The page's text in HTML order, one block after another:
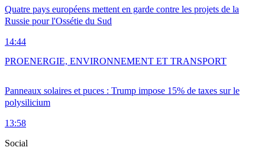
Quatre pays européens mettent en garde contre les projets de la
Russie pour l'Ossétie du Sud
14:44
Panneaux solaires et puces : Trump impose 15% de taxes sur le
polysilicium
13:58
PROENERGIE, ENVIRONNEMENT ET TRANSPORT
Social